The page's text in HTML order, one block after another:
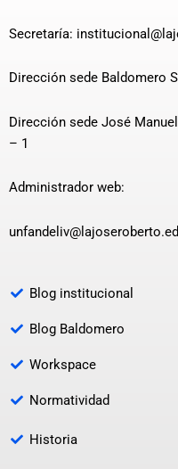
Secretaría:
Dirección sede Baldomero
Dirección sede José
– 1
Administrador web:
Blog institucional
Blog Baldomero
Workspace
Normatividad
Historia